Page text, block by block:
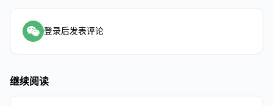
登录后发表评论
继续阅读